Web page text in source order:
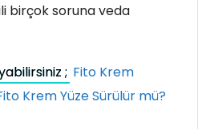
birçok soruna veda
; Fito Krem
Krem Yüze Sürülür mü?